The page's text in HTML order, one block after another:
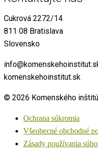
Cukrová 2272/14
811 08 Bratislava
Slovensko
komenskehoinstitut.sk
© 2026 Komenského
Ochrana súkromia
Všeobecné obchodné
Zásady používania